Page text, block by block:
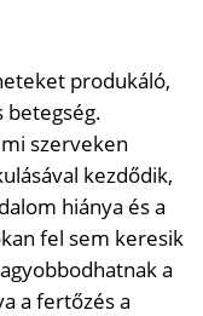
produkáló,
betegség.
szerveken
kezdődik,
hiánya és a
fel sem keresik
a
a fertőzés a